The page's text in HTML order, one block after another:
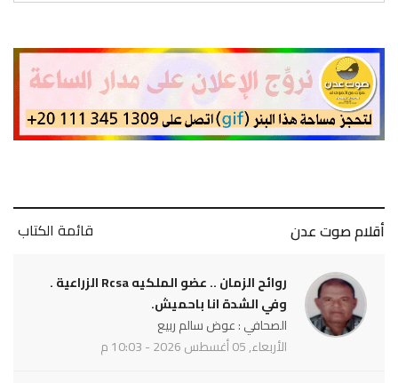
أقلام صوت عدن قائمة الكتاب
روائح الزمان .. عضو الملكيه Rcsa الزراعية .
وفي الشدة انا باحميش.
الصحافي : عوض سالم ربيع
الأربعاء, 05 أغسطس 2026 - 10:03 م